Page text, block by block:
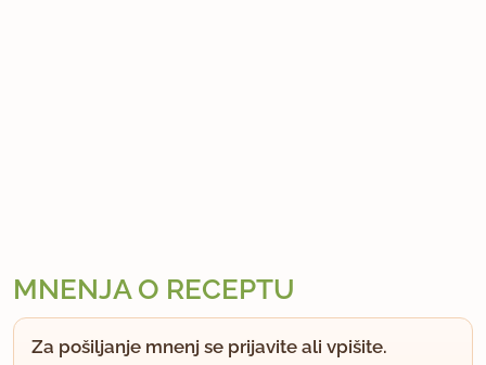
MNENJA O RECEPTU
Za pošiljanje mnenj se prijavite ali vpišite.